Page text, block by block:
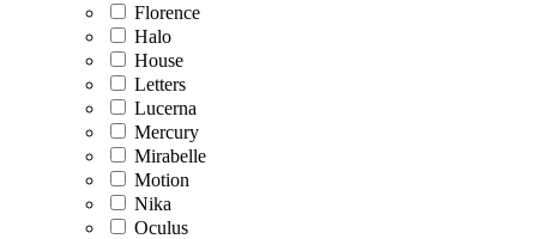
Florence
Halo
House
Letters
Lucerna
Mercury
Mirabelle
Motion
Nika
Oculus